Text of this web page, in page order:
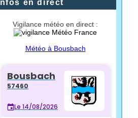
Infos en direct
Vigilance météo en direct :
Météo à Bousbach